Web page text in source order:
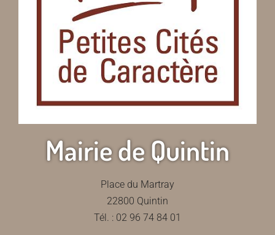
Mairie de Quintin
Place du Martray
22800 Quintin
Tél. : 02 96 74 84 01